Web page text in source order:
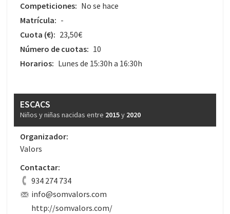
Competiciones: No se hace
Matrícula: -
Cuota (€): 23,50€
Número de cuotas: 10
Horarios: Lunes de 15:30h a 16:30h
ESCACS
Niños y niñas nacidas entre 2015y 2020
Organizador:
Valors
Contactar:
934 274 734
info@somvalors.com
http://somvalors.com/